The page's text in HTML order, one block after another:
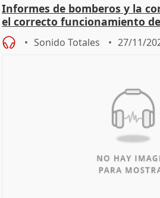
Informes de bomberos y la
el correcto funcionamiento
Mérida
Sonido Totales 27/11/